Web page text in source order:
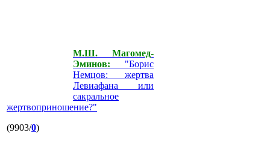
М.Ш. Магомед-
Эминов: "Борис
Немцов: жертва
Левиафана или
сакральное
жертвоприношение?"
(9903/0)